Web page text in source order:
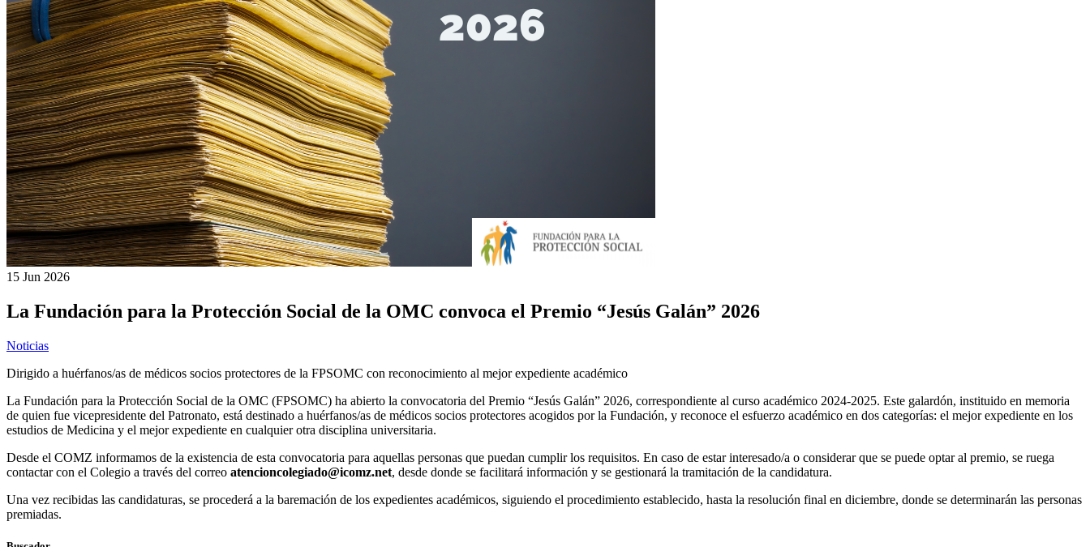
15 Jun 2026
La Fundación para la Protección Social de la OMC convoca el Premio “Jesús Galán” 2026
Noticias
Dirigido a huérfanos/as de médicos socios protectores de la FPSOMC con reconocimiento al mejor expediente académico
La Fundación para la Protección Social de la OMC (FPSOMC) ha abierto la convocatoria del Premio “Jesús Galán” 2026, correspondiente al curso académico 2024-2025. Este galardón, instituido en memoria
de quien fue vicepresidente del Patronato, está destinado a huérfanos/as de médicos socios protectores acogidos por la Fundación, y reconoce el esfuerzo académico en dos categorías: el mejor expediente en los
estudios de Medicina y el mejor expediente en cualquier otra disciplina universitaria.
Desde el COMZ informamos de la existencia de esta convocatoria para aquellas personas que puedan cumplir los requisitos. En caso de estar interesado/a o considerar que se puede optar al premio, se ruega
contactar con el Colegio a través del correo atencioncolegiado@icomz.net, desde donde se facilitará información y se gestionará la tramitación de la candidatura.
Una vez recibidas las candidaturas, se procederá a la baremación de los expedientes académicos, siguiendo el procedimiento establecido, hasta la resolución final en diciembre, donde se determinarán las personas
premiadas.